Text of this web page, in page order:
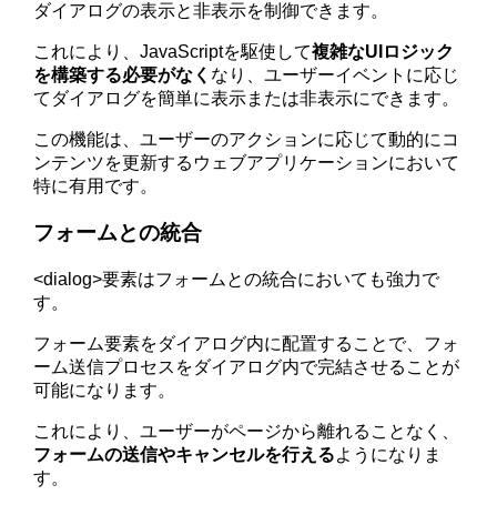
ダイアログの表示と非表示を制御できます。
これにより、JavaScriptを駆使して複雑なUIロジック
を構築する必要がなく なり、ユーザーイベントに応じ
てダイアログを簡単に表示または非表示にできます。
この機能は、ユーザーのアクションに応じて動的にコ
ンテンツを更新するウェブアプリケーションにおいて
特に有用です。
フォームとの統合
<dialog>要素はフォームとの統合においても強力で
す。
フォーム要素をダイアログ内に配置することで、フォ
ーム送信プロセスをダイアログ内で完結させることが
可能になります。
これにより、ユーザーがページから離れることなく、
フォームの送信やキャンセルを行えるようになりま
す。